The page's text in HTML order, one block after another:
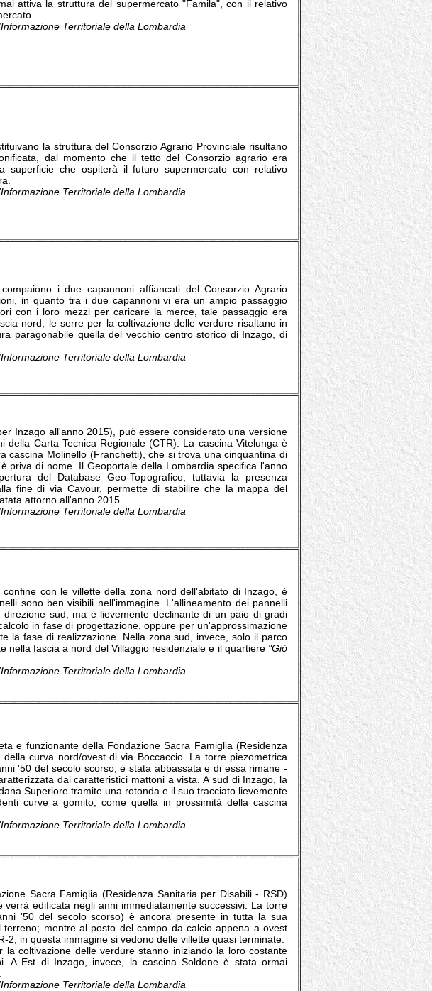
attiva la struttura del supermercato "Famila", con il relativo
Territoriale della Lombardia
la struttura del Consorzio Agrario Provinciale risultano
dal momento che il tetto del Consorzio agrario era
che ospiterà il futuro supermercato con relativo
Territoriale della Lombardia
i due capannoni affiancati del Consorzio Agrario
in quanto tra i due capannoni vi era un ampio passaggio
con i loro mezzi per caricare la merce, tale passaggio era
nord, le serre per la coltivazione delle verdure risaltano in
paragonabile quella del vecchio centro storico di Inzago, di
Territoriale della Lombardia
Inzago all'anno 2015), può essere considerato una versione
della Carta Tecnica Regionale (CTR). La cascina Vitelunga è
cascina Molinello (Franchetti), che si trova una cinquantina di
priva di nome. Il Geoportale della Lombardia specifica l'anno
del Database Geo-Topografico, tuttavia la presenza
fine di via Cavour, permette di stabilire che la mappa del
attorno all'anno 2015.
Territoriale della Lombardia
con le villette della zona nord dell'abitato di Inzago, è
sono ben visibili nell'immagine. L'allineamento dei pannelli
sud, ma è lievemente declinante di un paio di gradi
in fase di progettazione, oppure per un'approssimazione
la fase di realizzazione. Nella zona sud, invece, solo il parco
nella fascia a nord del Villaggio residenziale e il quartiere "Giò
Territoriale della Lombardia
e funzionante della Fondazione Sacra Famiglia (Residenza
curva nord/ovest di via Boccaccio. La torre piezometrica
'50 del secolo scorso, è stata abbassata e di essa rimane -
dai caratteristici mattoni a vista. A sud di Inzago, la
Superiore tramite una rotonda e il suo tracciato lievemente
curve a gomito, come quella in prossimità della cascina
Territoriale della Lombardia
Sacra Famiglia (Residenza Sanitaria per Disabili - RSD)
edificata negli anni immediatamente successivi. La torre
'50 del secolo scorso) è ancora presente in tutta la sua
mentre al posto del campo da calcio appena a ovest
in questa immagine si vedono delle villette quasi terminate.
coltivazione delle verdure stanno iniziando la loro costante
A Est di Inzago, invece, la cascina Soldone è stata ormai
Territoriale della Lombardia